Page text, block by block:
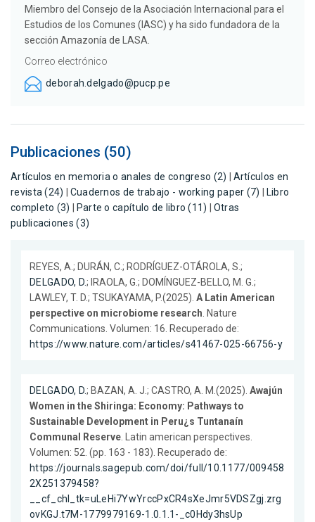
Miembro del Consejo de la Asociación Internacional para el
Estudios de los Comunes (IASC) y ha sido fundadora de la
sección Amazonía de LASA.
Correo electrónico
deborah.delgado@pucp.pe
Publicaciones (50)
Artículos en memoria o anales de congreso (2)
Artículos en
revista (24)
Cuadernos de trabajo - working paper (7)
Libro
completo (3)
Parte o capítulo de libro (11)
Otras
publicaciones (3)
REYES, A.; DURÁN, C.; RODRÍGUEZ-OTÁROLA, S.;
DELGADO, D.; IRAOLA, G.; DOMÍNGUEZ-BELLO, M. G.;
LAWLEY, T. D.; TSUKAYAMA, P.(2025). A Latin American
perspective on microbiome research . Nature
Communications. Volumen: 16. Recuperado de:
https://www.nature.com/articles/s41467-025-66756-y
DELGADO, D.; BAZAN, A. J.; CASTRO, A. M.(2025).Awajún
Women in the Shiringa: Economy: Pathways to
Sustainable Development in Peru¿s Tuntanaín
Communal Reserve . Latin american perspectives.
Volumen: 52. (pp. 163 - 183). Recuperado de:
https://journals.sagepub.com/doi/full/10.1177/009458
2X251379458?
__cf_chl_tk=uLeHi7YwYrccPxCR4sXeJmr5VDSZgj.zrg
ovKGJ.t7M-1779979169-1.0.1.1-_c0Hdy3hsUp